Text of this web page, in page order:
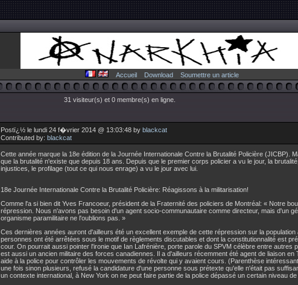
Accueil Download Soumettre un article
31 visiteur(s) et 0 membre(s) en ligne.
Postï¿½ le lundi 24 f�vrier 2014 @ 13:03:48 by blackcat
Contributed by: blackcat
Cette année marque la 18e édition de la Journée Internationale Contre la Brutalité Policière (JICBP).
que la brutalité n'existe que depuis 18 ans. Depuis que le premier corps policier a vu le jour, la
injustices, le profilage (tout ce qui nous enrage) a vu le jour avec lui.
18e Journée Internationale Contre la Brutalité Policière: Réagissons à la militarisation!
Comme l'a si bien dit Yves Francoeur, président de la Fraternité des policiers de Montréal: « Notre
répression. Nous n'avons pas besoin d'un agent socio-communautaire comme directeur, mais d'un
organisme paramilitaire ne l'oublions pas. »
Ces dernières années auront d'ailleurs été un excellent exemple de cette répression sur la population
personnes ont été arrêtées sous le motif de règlements discutables et dont la constitutionnalité est
cour. On pourrait aussi pointer l'ironie que Ian Lafrénière, porte parole du SPVM célèbre entre autres
est aussi un ancien militaire des forces canadiennes. Il a d'ailleurs récemment été agent de liaison en
aide à la police pour contrôler les mouvements de révolte qui y avaient cours. (Parenthèse
une fois sinon plusieurs, refusé la candidature d'une personne sous prétexte qu'elle n'était pas
un contexte international, à New York on ne peut faire partie de la police dépassé un certain niveau de